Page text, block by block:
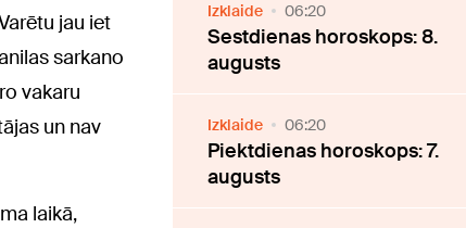
jau iet
sarkano
vakaru
un nav
laikā,
Izklaide 06:20
Sestdienas horoskops: 8.
augusts
Izklaide 06:20
Piektdienas horoskops: 7.
augusts